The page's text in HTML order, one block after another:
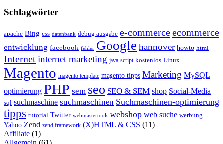
Schlagwörter
apache Bing css datenbank debug ausgabe e-commerceecommerce
entwicklung facebook fehler Google hannover howto html
Internetinternet marketing java-script kostenlos Linux
Magento magento template magento tipps Marketing MySQL
optimierung PHP sem seo SEO & SEM shop Social-Media
sql suchmaschine suchmaschinen Suchmaschinen-optimierung
tipps tutorial Twitter webmastertools webshop web suche werbung
Yahoo Zend zend framework (X)HTML & CSS (11)
Affiliate (1)